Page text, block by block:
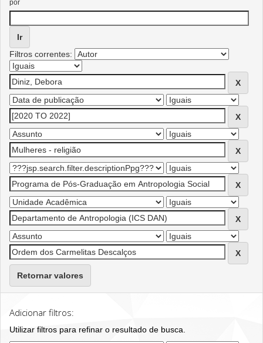
por
Filtros correntes:
Retornar valores
Adicionar filtros:
Utilizar filtros para refinar o resultado de busca.